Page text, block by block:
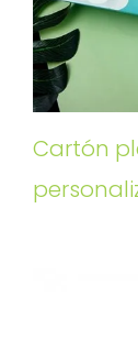
Cartón